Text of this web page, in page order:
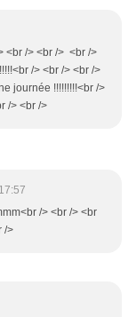
<br /> <br /> <br />
/> <br /> <br />
journée !!!!!!!!!<br />
/> <br />
/> <br /> <br
/>